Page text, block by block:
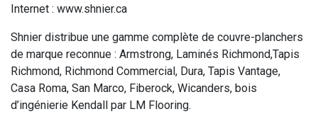
Internet : www.shnier.ca
Shnier distribue une gamme complète de couvre-planchers
de marque reconnue : Armstrong, Laminés Richmond,Tapis
Richmond, Richmond Commercial, Dura, Tapis Vantage,
Casa Roma, San Marco, Fiberock, Wicanders, bois
d’ingénierie Kendall par LM Flooring.